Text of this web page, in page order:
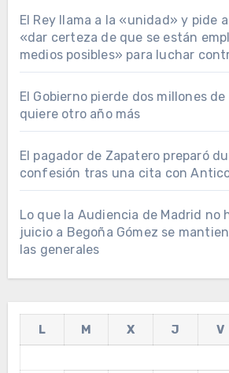
El Rey llama a la «unidad» y pide
«dar certeza de que se están
medios posibles» para luchar
El Gobierno pierde dos millones
quiere otro año más
El pagador de Zapatero preparó
confesión tras una cita con
Lo que la Audiencia de Madrid no
juicio a Begoña Gómez se
las generales
L M X J V